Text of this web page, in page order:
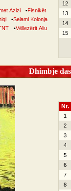
Azizi •Fisnikët
•Selami Kolonja
•Vëllezërit Aliu
12
13
14
15
Dhimbje
Nr.
1
2
3
4
5
6
7
8